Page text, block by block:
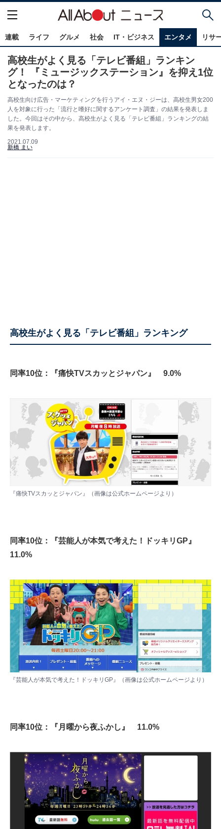
連載 ライフ グルメ 社会 IT・ビジネス エンタメ リサ
高校生がよく見る「テレビ番組」ランキン
グ！ 『ミュージックステーション』を抑え1位
となったのは？
高校生向け広告・マーケティングを行うアイ・エヌ・ジーは、高校生男女200
人を対象に行った「流行と嗜好に関するアンケート調査」の結果を発表しま
した。今回はその中から、高校生がよく見る「テレビ番組」ランキングの結
果を発表します。
2021.07.09
新橋 まい
高校生がよく見る「テレビ番組」ランキング
同率10位：『痛快TVスカッとジャパン』 9.0%
『痛快TVスカッとジャパン』（画像は公式ホームページより）
同率10位：『芸能人が本気で考えた！ドッキリGP』
11.0%
『芸能人が本気で考えた！ドッキリGP』（画像は公式ホームページより）
同率10位：『月曜から夜ふかし』 11.0%